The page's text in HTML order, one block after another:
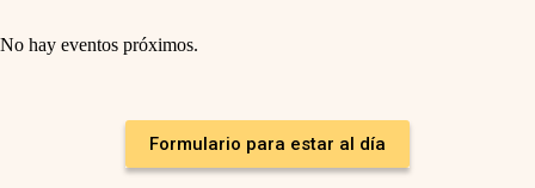
No hay eventos próximos.
Formulario para estar al día